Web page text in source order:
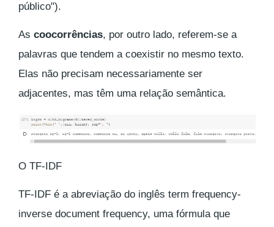
público").
As coocorrências, por outro lado, referem-se a
palavras que tendem a coexistir no mesmo texto.
Elas não precisam necessariamente ser
adjacentes, mas têm uma relação semântica.
O TF-IDF
TF-IDF é a abreviação do inglês term frequency-
inverse document frequency, uma fórmula que